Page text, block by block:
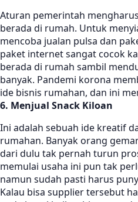
Aturan pemerintah
berada di rumah. Untuk
mencoba jualan pulsa dan
paket internet sangat cocok
berada di rumah sambil
banyak. Pandemi korona
ide bisnis rumahan, dan ini
6. Menjual Snack Kiloan
Ini adalah sebuah ide kreatif
rumahan. Banyak orang
dari dulu tak pernah turun
memulai usaha ini pun tak
namun sudah pasti harus
Kalau bisa supplier tersebut